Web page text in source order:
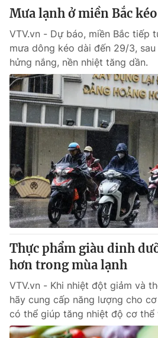
Mưa lạnh ở miền Bắc
VTV.vn - Dự báo, miền Bắc tiếp
mưa dông kéo dài đến 29/3,
hửng nắng, nền nhiệt tăng dần.
Thực phẩm giàu dinh
hơn trong mùa lạnh
VTV.vn - Khi nhiệt đột giảm và
hãy cung cấp năng lượng cho
có thể giúp tăng nhiệt độ cơ thể